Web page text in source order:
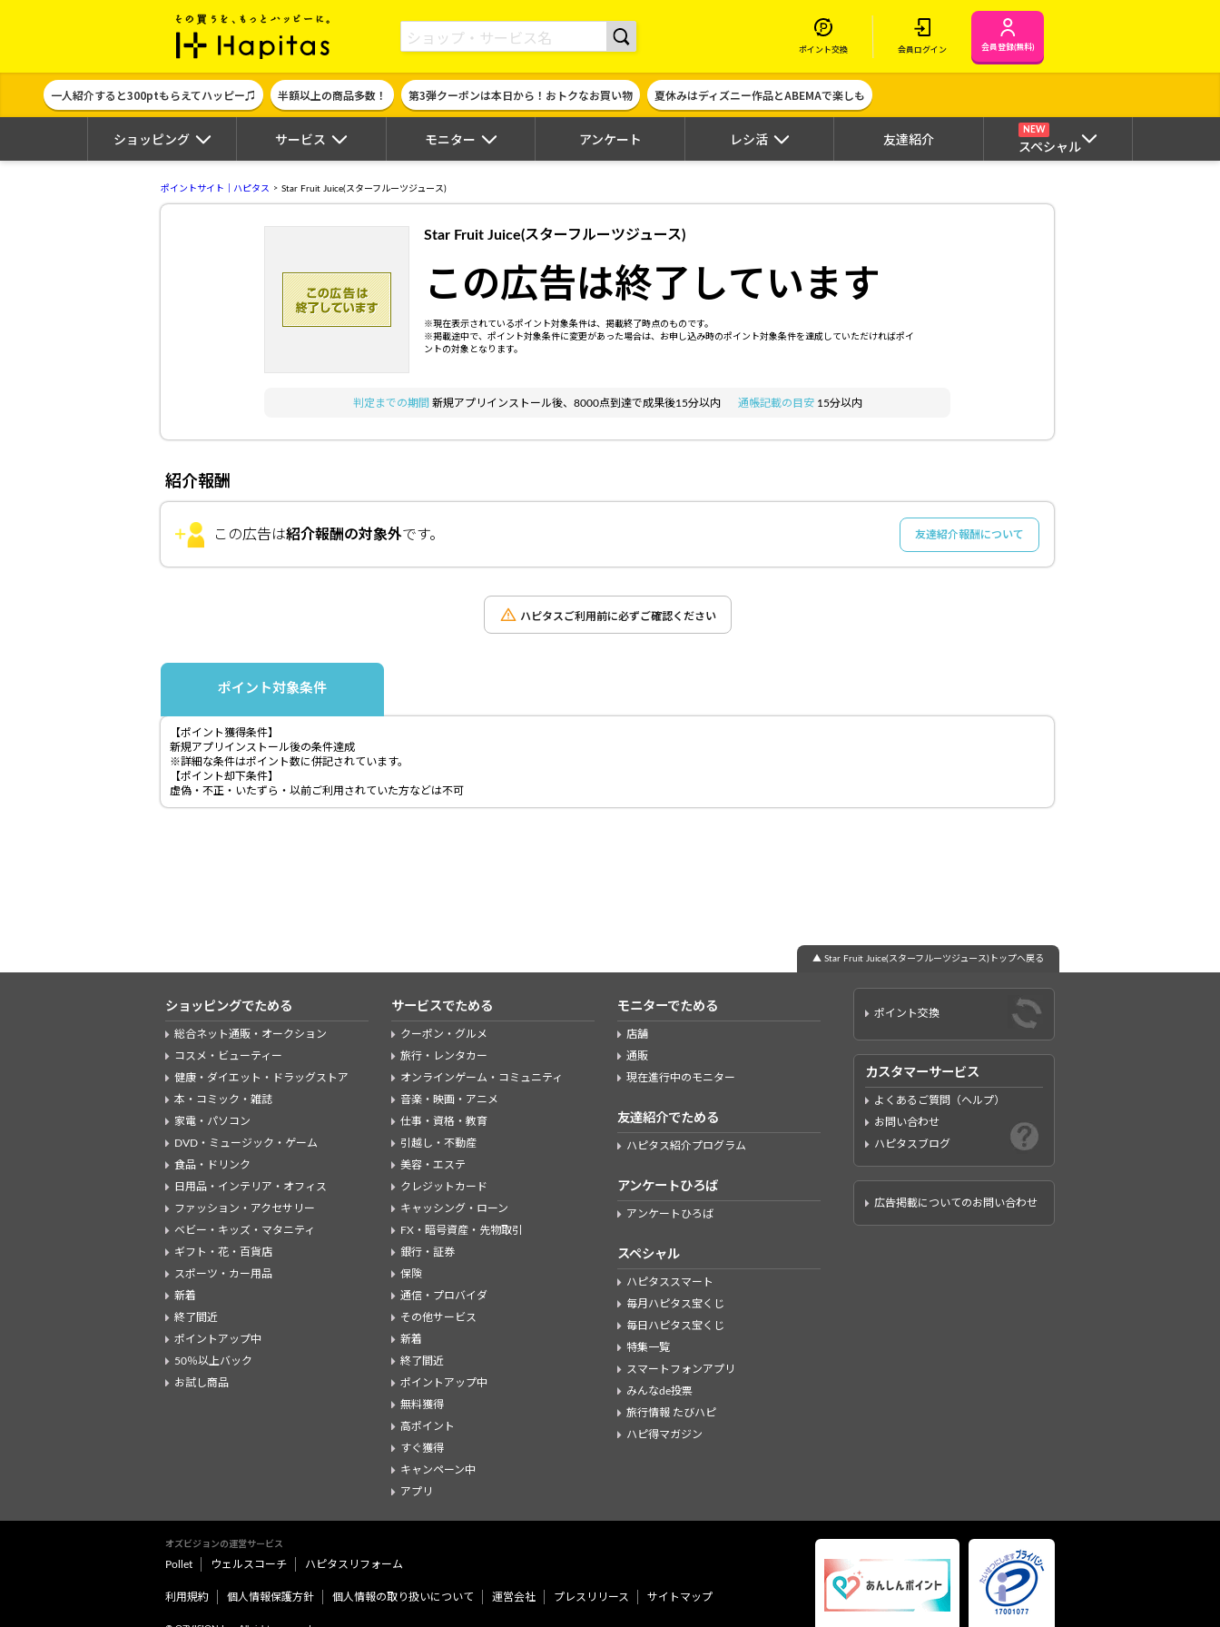
ポイント貯めて現金やギフト券に交換できるポイントサイト | ハピタス
ポイント交換 会員ログイン 会員登録(無料)
一人紹介すると300ptもらえてハッピー♫ 半額以上の商品多数！ 第3弾クーポンは本日から！おトクなお買い物 夏休みはディズニー作品とABEMAで楽しも
ショッピング サービス モニター アンケート レシ活 友達紹介
NEW
スペシャル
ポイントサイト｜ハピタス Star Fruit Juice(スターフルーツジュース)
Star Fruit Juice(スターフルーツジュース)
この広告は終了しています
※現在表示されているポイント対象条件は、掲載終了時点のものです。
※掲載途中で、ポイント対象条件に変更があった場合は、お申し込み時のポイント対象条件を達成していただければポイ
ントの対象となります。
判定までの期間 新規アプリインストール後、8000点到達で成果後15分以内 通帳記載の目安 15分以内
紹介報酬
この広告は紹介報酬の対象外です。 友達紹介報酬について
ハピタスご利用前に必ずご確認ください
ポイント対象条件
【ポイント獲得条件】
新規アプリインストール後の条件達成
※詳細な条件はポイント数に併記されています。
【ポイント却下条件】
虚偽・不正・いたずら・以前ご利用されていた方などは不可
▲ Star Fruit Juice(スターフルーツジュース)トップへ戻る
ショッピングでためる
総合ネット通販・オークション
コスメ・ビューティー
健康・ダイエット・ドラッグストア
本・コミック・雑誌
家電・パソコン
DVD・ミュージック・ゲーム
食品・ドリンク
日用品・インテリア・オフィス
ファッション・アクセサリー
ベビー・キッズ・マタニティ
ギフト・花・百貨店
スポーツ・カー用品
新着
終了間近
ポイントアップ中
50％以上バック
お試し商品
サービスでためる
クーポン・グルメ
旅行・レンタカー
オンラインゲーム・コミュニティ
音楽・映画・アニメ
仕事・資格・教育
引越し・不動産
美容・エステ
クレジットカード
キャッシング・ローン
FX・暗号資産・先物取引
銀行・証券
保険
通信・プロバイダ
その他サービス
新着
終了間近
ポイントアップ中
無料獲得
高ポイント
すぐ獲得
キャンペーン中
アプリ
モニターでためる
店舗
通販
現在進行中のモニター
友達紹介でためる
ハピタス紹介プログラム
アンケートひろば
アンケートひろば
スペシャル
ハピタススマート
毎月ハピタス宝くじ
毎日ハピタス宝くじ
特集一覧
スマートフォンアプリ
みんなde投票
旅行情報 たびハピ
ハピ得マガジン
ポイント交換
カスタマーサービス
よくあるご質問（ヘルプ）
お問い合わせ
ハピタスブログ
広告掲載についてのお問い合わせ
オズビジョンの運営サービス
Pollet ウェルスコーチ ハピタスリフォーム
利用規約 個人情報保護方針 個人情報の取り扱いについて 運営会社 プレスリリース サイトマップ